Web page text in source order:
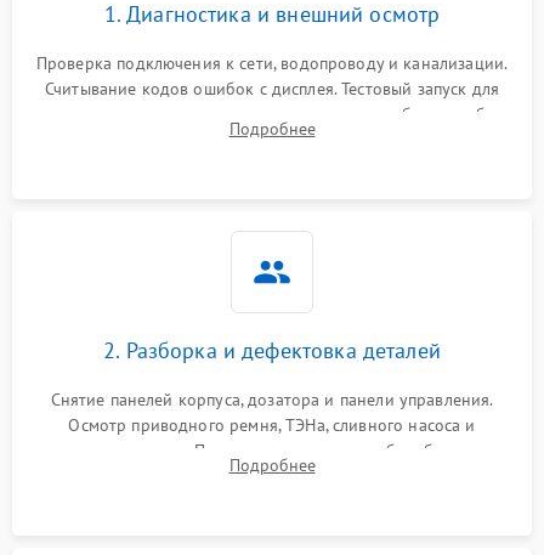
1. Диагностика и внешний осмотр
Проверка подключения к сети, водопроводу и канализации.
Считывание кодов ошибок с дисплея. Тестовый запуск для
выявления посторонних шумов, протечек или сбоев в работе
электронного модуля управления.
Подробнее
2. Разборка и дефектовка деталей
Снятие панелей корпуса, дозатора и панели управления.
Осмотр приводного ремня, ТЭНа, сливного насоса и
амортизаторов. Проверка подшипников барабана и
крестовины на износ, а манжеты люка на разрывы.
Подробнее